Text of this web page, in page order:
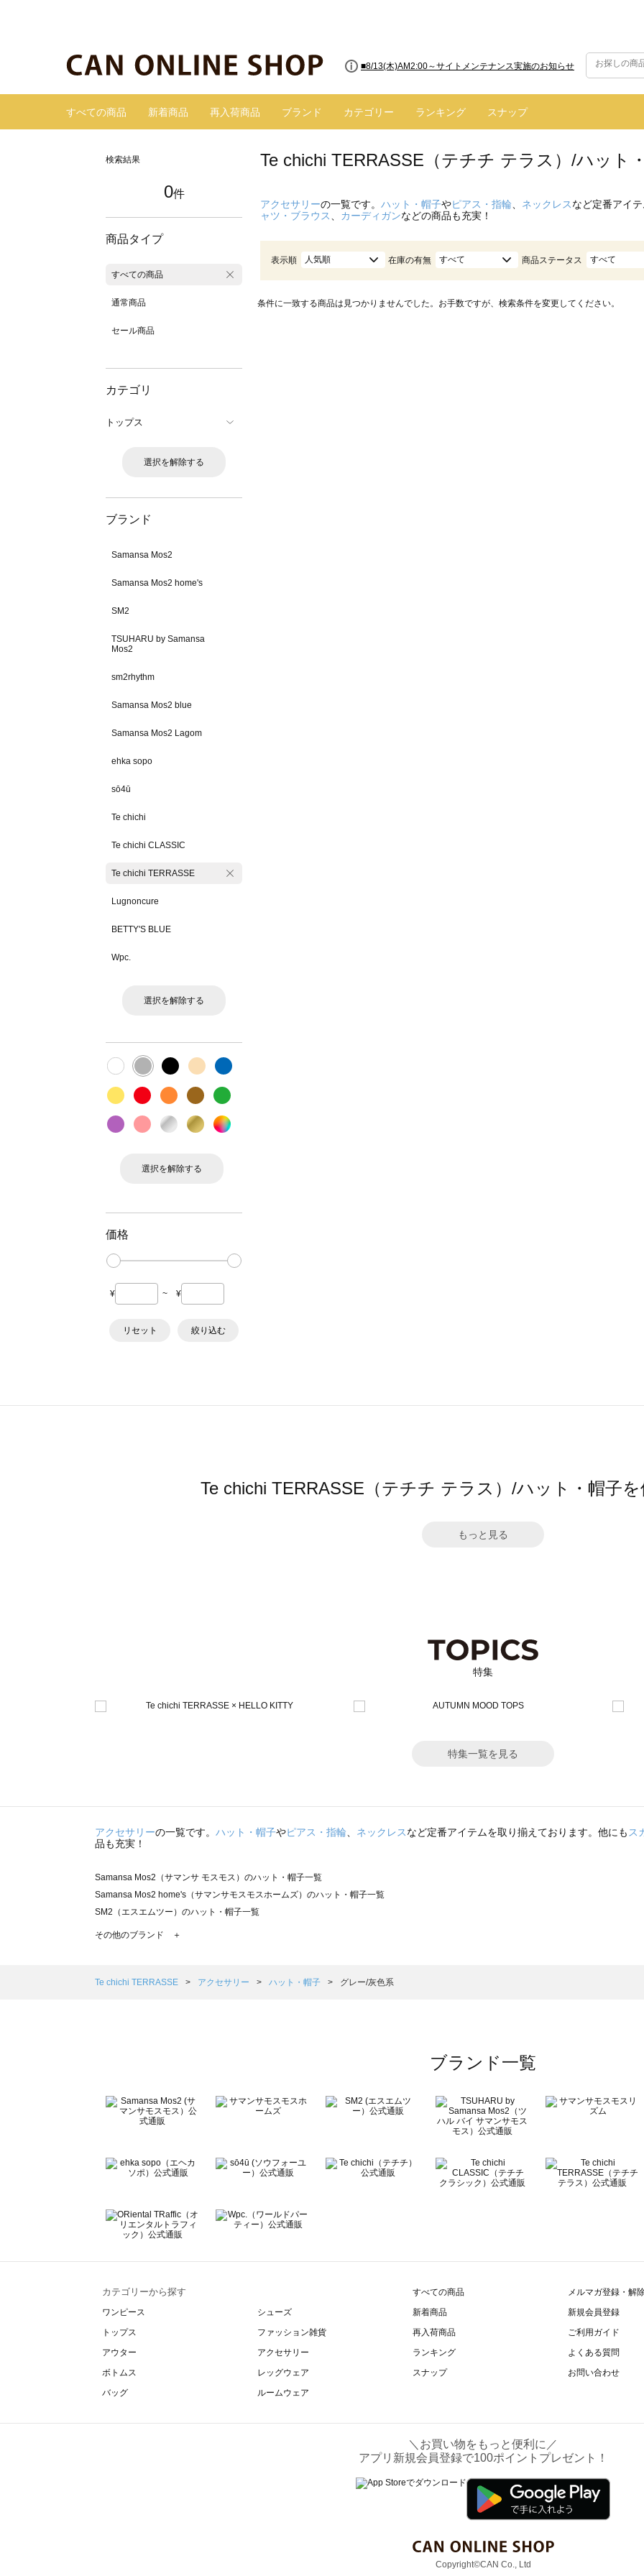
■8/13(木)AM2:00～サイトメンテナンス実施のお知らせ
すべての商品 新着商品 再入荷商品 ブランド カテゴリー ランキング スナップ
検索結果
0件
商品タイプ
すべての商品
通常商品
セール商品
カテゴリ
トップス
選択を解除する
ブランド
Samansa Mos2
Samansa Mos2 home's
SM2
TSUHARU by Samansa
Mos2
sm2rhythm
Samansa Mos2 blue
Samansa Mos2 Lagom
ehka sopo
sō4ū
Te chichi
Te chichi CLASSIC
Te chichi TERRASSE
Lugnoncure
BETTY'S BLUE
Wpc.
選択を解除する
選択を解除する
価格
¥ ~ ¥
リセット 絞り込む
Te chichi TERRASSE（テチチ テラス）/ハット
アクセサリーの一覧です。 ハット・帽子やピアス・指輪 ネックレスなど定番アイ
ャツ・ブラウス
カーディガンなどの商品も充実！
表示順 人気順 在庫の有無 すべて 商品ステータス すべて
条件に一致する商品は見つかりませんでした。お手数ですが、検索条件を変更してください。
Te chichi TERRASSE（テチチ テラス）/ハット・帽子
もっと見る
特集
特集一覧を見る
アクセサリーの一覧です。 ハット・帽子やピアス・指輪 ネックレスなど定番アイテムを取り揃えております。他にも ス
品も充実！
Samansa Mos2（サマンサ モスモス）のハット・帽子一覧
Samansa Mos2 home's（サマンサモスモスホームズ）のハット・帽子一覧
SM2（エスエムツー）のハット・帽子一覧
TSUHARU by Samansa Mos2（ツハルバイサマンサモスモス）のハット・帽子一覧
Samansa Mos2 Lagom（サマンサモスモス ラーゴム）のハット・帽子一覧
BETTY'S BLUE（べティーズブルー）のハット・帽子一覧
Wpc.（ワールドパーティー）のハット・帽子一覧
その他のブランド ＋
Te chichi TERRASSE アクセサリー ハット・帽子 グレー/灰色系
ブランド一覧
カテゴリーから探す
ワンピース
トップス
アウター
ボトムス
バッグ
シューズ
ファッション雑貨
アクセサリー
レッグウェア
ルームウェア
すべての商品
新着商品
再入荷商品
ランキング
スナップ
メルマガ登録・解
新規会員登録
ご利用ガイド
よくある質問
お問い合わせ
＼お買い物をもっと便利に／
アプリ新規会員登録で100ポイントプレゼント！
Copyright©CAN Co., Ltd